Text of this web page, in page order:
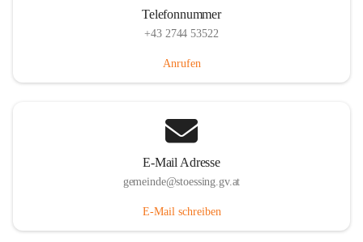
Telefonnummer
+43 2744 53522
Anrufen
E-Mail Adresse
gemeinde@stoessing.gv.at
E-Mail schreiben